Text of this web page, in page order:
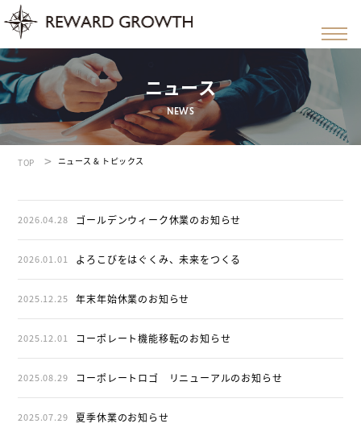
ニュース
NEWS
TOP ニュース & トピックス
2026.04.28 ゴールデンウィーク休業のお知らせ
2026.01.01 よろこびをはぐくみ、未来をつくる
2025.12.25 年末年始休業のお知らせ
2025.12.01 コーポレート機能移転のお知らせ
2025.08.29 コーポレートロゴ リニューアルのお知らせ
2025.07.29 夏季休業のお知らせ